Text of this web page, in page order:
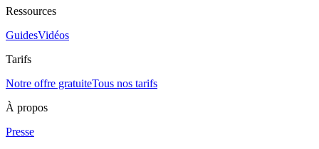
Ressources
GuidesVidéos
Tarifs
Notre offre gratuiteTous nos tarifs
À propos
Presse